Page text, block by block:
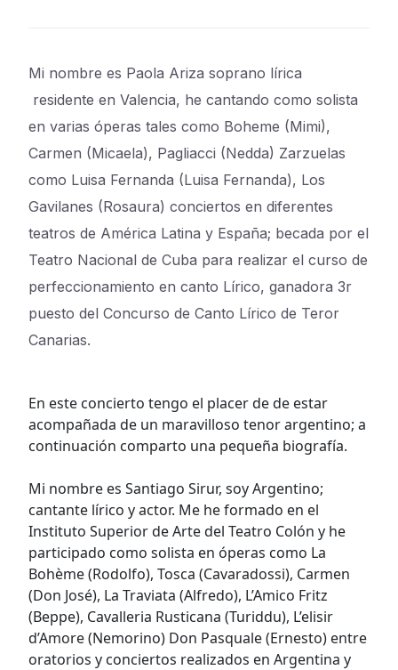
Mi nombre es Paola Ariza soprano lírica
residente en Valencia, he cantando como solista
en varias óperas tales como Boheme (Mimi),
Carmen (Micaela), Pagliacci (Nedda) Zarzuelas
como Luisa Fernanda (Luisa Fernanda), Los
Gavilanes (Rosaura) conciertos en diferentes
teatros de América Latina y España; becada por el
Teatro Nacional de Cuba para realizar el curso de
perfeccionamiento en canto Lírico, ganadora 3r
puesto del Concurso de Canto Lírico de Teror
Canarias.
En este concierto tengo el placer de de estar
acompañada de un maravilloso tenor argentino; a
continuación comparto una pequeña biografía.
Mi nombre es Santiago Sirur, soy Argentino;
cantante lírico y actor. Me he formado en el
Instituto Superior de Arte del Teatro Colón y he
participado como solista en óperas como La
Bohème (Rodolfo), Tosca (Cavaradossi), Carmen
(Don José), La Traviata (Alfredo), L’Amico Fritz
(Beppe), Cavalleria Rusticana (Turiddu), L’elisir
d’Amore (Nemorino) Don Pasquale (Ernesto) entre
oratorios y conciertos realizados en Argentina y